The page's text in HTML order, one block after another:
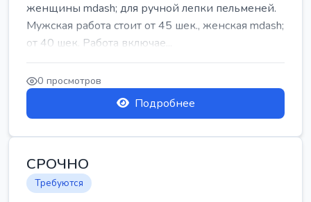
женщины mdash; для ручной лепки пельменей.
Мужская работа стоит от 45 шек., женская mdash;
от 40 шек. Работа включае...
0 просмотров
Подробнее
СРОЧНО
Требуются